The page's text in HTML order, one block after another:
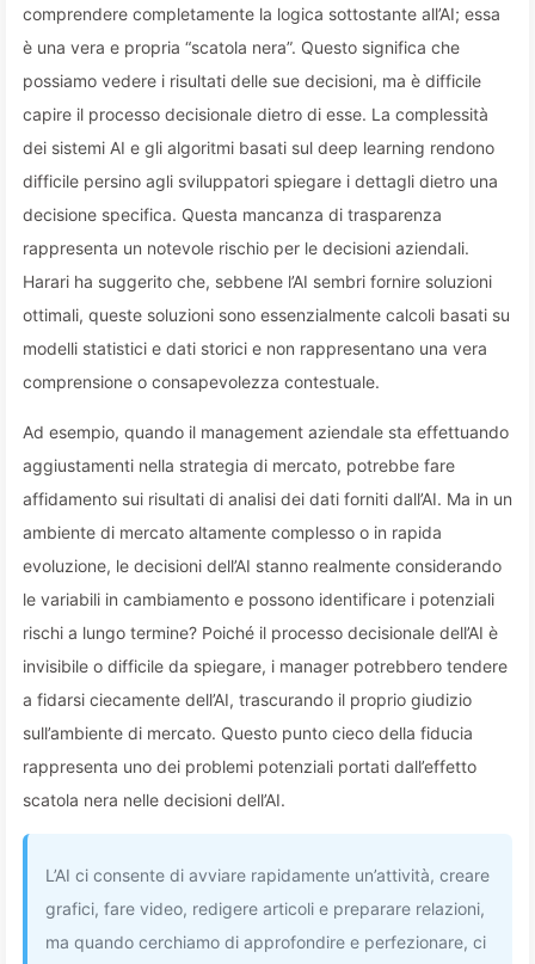
comprendere completamente la logica sottostante all’AI; essa
è una vera e propria “scatola nera”. Questo significa che
possiamo vedere i risultati delle sue decisioni, ma è difficile
capire il processo decisionale dietro di esse. La complessità
dei sistemi AI e gli algoritmi basati sul deep learning rendono
difficile persino agli sviluppatori spiegare i dettagli dietro una
decisione specifica. Questa mancanza di trasparenza
rappresenta un notevole rischio per le decisioni aziendali.
Harari ha suggerito che, sebbene l’AI sembri fornire soluzioni
ottimali, queste soluzioni sono essenzialmente calcoli basati su
modelli statistici e dati storici e non rappresentano una vera
comprensione o consapevolezza contestuale.
Ad esempio, quando il management aziendale sta effettuando
aggiustamenti nella strategia di mercato, potrebbe fare
affidamento sui risultati di analisi dei dati forniti dall’AI. Ma in un
ambiente di mercato altamente complesso o in rapida
evoluzione, le decisioni dell’AI stanno realmente considerando
le variabili in cambiamento e possono identificare i potenziali
rischi a lungo termine? Poiché il processo decisionale dell’AI è
invisibile o difficile da spiegare, i manager potrebbero tendere
a fidarsi ciecamente dell’AI, trascurando il proprio giudizio
sull’ambiente di mercato. Questo punto cieco della fiducia
rappresenta uno dei problemi potenziali portati dall’effetto
scatola nera nelle decisioni dell’AI.
L’AI ci consente di avviare rapidamente un’attività, creare
grafici, fare video, redigere articoli e preparare relazioni,
ma quando cerchiamo di approfondire e perfezionare, ci